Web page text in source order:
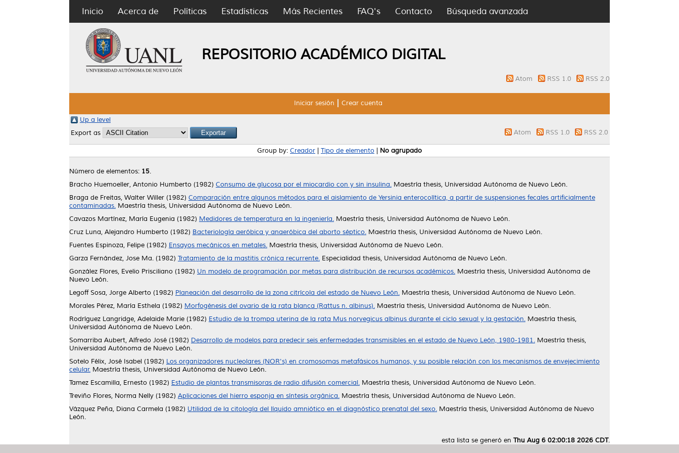
Inicio Acerca de Políticas Estadísticas Más Recientes FAQ's Contacto Búsqueda avanzada
REPOSITORIO ACADÉMICO DIGITAL
Atom RSS 1.0 RSS 2.0
Iniciar sesión Crear cuenta
Up a level
Export as
Atom RSS 1.0 RSS 2.0
Group by: Creador Tipo de elemento No agrupado
Número de elementos: 15.
Bracho Huemoeller, Antonio Humberto (1982) Consumo de glucosa por el miocardio con y sin insulina. Maestría thesis, Universidad Autónoma de Nuevo León.
Braga de Freitas, Walter Willer (1982) Comparación entre algunos métodos para el aislamiento de Yersinia enterocolítica, a partir de suspensiones fecales artificialmente
contaminadas. Maestría thesis, Universidad Autónoma de Nuevo León.
Cavazos Martínez, María Eugenia (1982) Medidores de temperatura en la ingeniería. Maestría thesis, Universidad Autónoma de Nuevo León.
Cruz Luna, Alejandro Humberto (1982) Bacteriología aeróbica y anaeróbica del aborto séptico. Maestría thesis, Universidad Autónoma de Nuevo León.
Fuentes Espinoza, Felipe (1982) Ensayos mecánicos en metales. Maestría thesis, Universidad Autónoma de Nuevo León.
Garza Fernández, Jose Ma. (1982) Tratamiento de la mastitis crónica recurrente. Especialidad thesis, Universidad Autónoma de Nuevo León.
González Flores, Evelio Prisciliano (1982) Un modelo de programación por metas para distribución de recursos académicos. Maestría thesis, Universidad Autónoma de
Nuevo León.
Legoff Sosa, Jorge Alberto (1982) Planeación del desarrollo de la zona citrícola del estado de Nuevo León. Maestría thesis, Universidad Autónoma de Nuevo León.
Morales Pérez, María Esthela (1982) Morfogénesis del ovario de la rata blanca (Rattus n. albinus). Maestría thesis, Universidad Autónoma de Nuevo León.
Rodríguez Langridge, Adelaide Marie (1982) Estudio de la trompa uterina de la rata Mus norvegicus albinus durante el ciclo sexual y la gestación. Maestría thesis,
Universidad Autónoma de Nuevo León.
Somarriba Aubert, Alfredo José (1982) Desarrollo de modelos para predecir seis enfermedades transmisibles en el estado de Nuevo León, 1980-1981. Maestría thesis,
Universidad Autónoma de Nuevo León.
Sotelo Félix, José Isabel (1982) Los organizadores nucleolares (NOR's) en cromosomas metafásicos humanos, y su posible relación con los mecanismos de envejecimiento
celular. Maestría thesis, Universidad Autónoma de Nuevo León.
Tamez Escamilla, Ernesto (1982) Estudio de plantas transmisoras de radio difusión comercial. Maestría thesis, Universidad Autónoma de Nuevo León.
Treviño Flores, Norma Nelly (1982) Aplicaciones del hierro esponja en síntesis orgánica. Maestría thesis, Universidad Autónoma de Nuevo León.
Vázquez Peña, Diana Carmela (1982) Utilidad de la citología del líquido amniótico en el diagnóstico prenatal del sexo. Maestría thesis, Universidad Autónoma de Nuevo
León.
esta lista se generó en Thu Aug 6 02:00:18 2026 CDT.